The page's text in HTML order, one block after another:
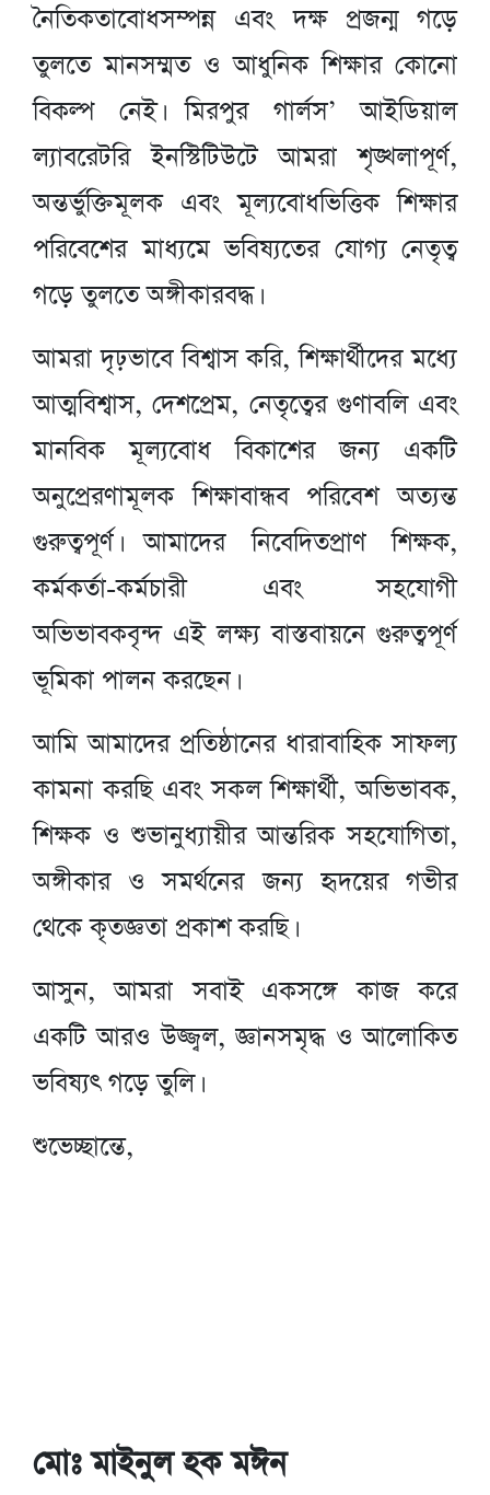
নৈতিকতাবোধসম্পন্ন এবং দক্ষ প্রজন্ম গড়ে
তুলতে মানসম্মত ও আধুনিক শিক্ষার কোনো
বিকল্প নেই। মিরপুর গার্লস’ আইডিয়াল
ল্যাবরেটরি ইনস্টিটিউটে আমরা শৃঙ্খলাপূর্ণ,
অন্তর্ভুক্তিমূলক এবং মূল্যবোধভিত্তিক শিক্ষার
পরিবেশের মাধ্যমে ভবিষ্যতের যোগ্য নেতৃত্ব
গড়ে তুলতে অঙ্গীকারবদ্ধ।
আমরা দৃঢ়ভাবে বিশ্বাস করি, শিক্ষার্থীদের মধ্যে
আত্মবিশ্বাস, দেশপ্রেম, নেতৃত্বের গুণাবলি এবং
মানবিক মূল্যবোধ বিকাশের জন্য একটি
অনুপ্রেরণামূলক শিক্ষাবান্ধব পরিবেশ অত্যন্ত
গুরুত্বপূর্ণ। আমাদের নিবেদিতপ্রাণ শিক্ষক,
কর্মকর্তা-কর্মচারী এবং সহযোগী
অভিভাবকবৃন্দ এই লক্ষ্য বাস্তবায়নে গুরুত্বপূর্ণ
ভূমিকা পালন করছেন।
আমি আমাদের প্রতিষ্ঠানের ধারাবাহিক সাফল্য
কামনা করছি এবং সকল শিক্ষার্থী, অভিভাবক,
শিক্ষক ও শুভানুধ্যায়ীর আন্তরিক সহযোগিতা,
অঙ্গীকার ও সমর্থনের জন্য হৃদয়ের গভীর
থেকে কৃতজ্ঞতা প্রকাশ করছি।
আসুন, আমরা সবাই একসঙ্গে কাজ করে
একটি আরও উজ্জ্বল, জ্ঞানসমৃদ্ধ ও আলোকিত
ভবিষ্যৎ গড়ে তুলি।
শুভেচ্ছান্তে,
মোঃ মাইনুল হক মঈন